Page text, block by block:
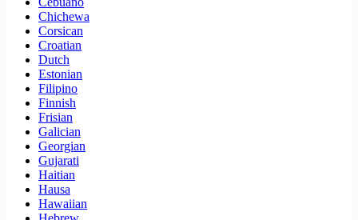
Chichewa
Corsican
Croatian
Dutch
Estonian
Filipino
Finnish
Frisian
Galician
Georgian
Gujarati
Haitian
Hausa
Hawaiian